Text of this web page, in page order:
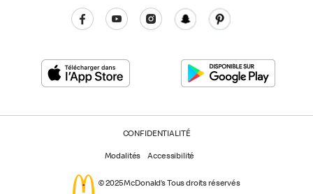
CONFIDENTIALITÉ
Modalités Accessibilité
© 2025 McDonald’s Tous droits réservés